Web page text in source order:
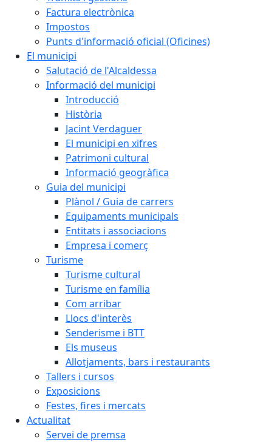
Factura electrònica
Impostos
Punts d'informació oficial (Oficines)
El municipi
Salutació de l'Alcaldessa
Informació del municipi
Introducció
Història
Jacint Verdaguer
El municipi en xifres
Patrimoni cultural
Informació geogràfica
Guia del municipi
Plànol / Guia de carrers
Equipaments municipals
Entitats i associacions
Empresa i comerç
Turisme
Turisme cultural
Turisme en família
Com arribar
Llocs d'interès
Senderisme i BTT
Els museus
Allotjaments, bars i restaurants
Tallers i cursos
Exposicions
Festes, fires i mercats
Actualitat
Servei de premsa